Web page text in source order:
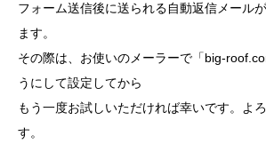
フォーム送信後に送られる自動返信メール
ます。
その際は、お使いのメーラーで「big-
うにして設定してから
もう一度お試しいただければ幸いです。よ
す。